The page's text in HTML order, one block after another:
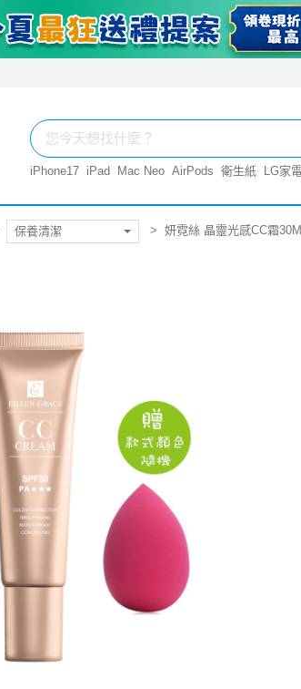
iPhone17 iPad Mac Neo AirPods 衛生紙 LG家
保養清潔 妍霓絲 晶靈光感CC霜